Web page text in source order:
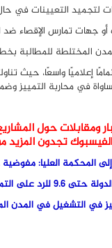
لتجميد التعيينات في حال
جهات تمارس الإقصاء ضد
المختلطة للمطالبة
إعلاميًا واسعًا، حيث
في محاربة التمييز
ومقابلات حول
تجدون المزيد من
المحكمة العليا:
بشأن التمييز ضد العرب
في التشغيل في المدن